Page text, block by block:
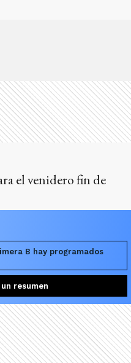
el venidero fin de
B hay programados
un resumen